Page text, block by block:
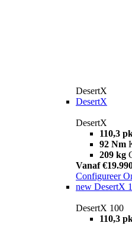
DesertX
DesertX
DesertX
110,3
92 Nm
209 kg
Vanaf
Configureer
new DesertX
DesertX 100
110,3